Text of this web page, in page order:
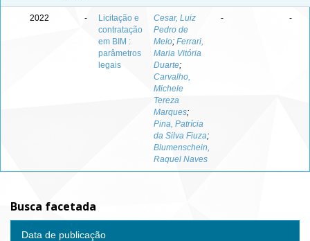
2022 -
Licitação e
contratação
em BIM :
parâmetros
legais
Cesar, Luiz
Pedro de
Melo; Ferrari,
Maria Vitória
Duarte;
Carvalho,
Michele
Tereza
Marques;
Pina, Patrícia
da Silva Fiuza;
Blumenschein,
Raquel Naves
- -
Busca facetada
Data de publicação